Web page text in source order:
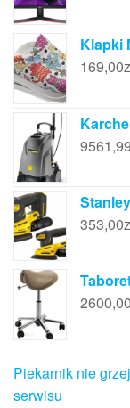
Klapki
169,00
9561,99
353,00
2600,00
Piekarnik nie
serwisu